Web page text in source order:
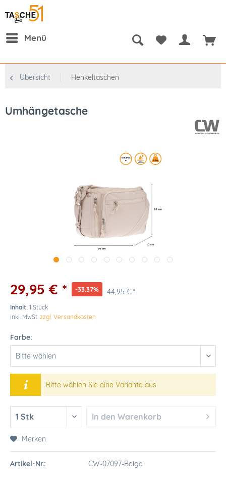
Menü
Übersicht Henkeltaschen
Umhängetasche
29,95 € * -33.37% 44,95 € *
Inhalt: 1 Stück
inkl. MwSt. zzgl. Versandkosten
Farbe:
Bitte wählen Sie eine Variante aus
In den Warenkorb
Merken
Artikel-Nr.: CW-07097-Beige